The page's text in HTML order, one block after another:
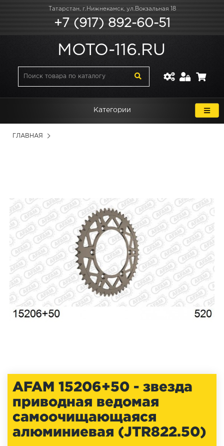
Татарстан, г.Нижнекамск, ул.Вокзальная 18
+7 (917) 892-60-51
MOTO-116.RU
Категории
ГЛАВНАЯ
AFAM 15206+50 - звезда
приводная ведомая
самоочищающаяся
алюминиевая (JTR822.50)